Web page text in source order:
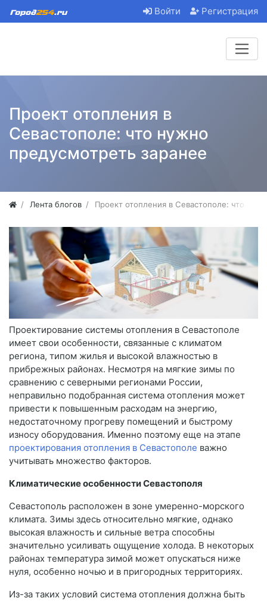
Войти Регистрация
Проект отопления в
Севастополе: что нужно
предусмотреть заранее
Лента блогов Проект отопления в Севастополе: что
Проектирование системы отопления в Севастополе
имеет свои особенности, связанные с климатом
региона, типом жилья и высокой влажностью в
прибрежных районах. Несмотря на мягкие зимы по
сравнению с северными регионами России,
неправильно подобранная система отопления может
привести к повышенным расходам на энергию,
недостаточному прогреву помещений и быстрому
износу оборудования. Именно поэтому еще на этапе
проектирования отопления в Севастополе важно
учитывать множество факторов.
Климатические особенности Севастополя
Севастополь расположен в зоне умеренно-морского
климата. Зимы здесь относительно мягкие, однако
высокая влажность и сильные ветра способны
значительно усиливать ощущение холода. В некоторых
районах температура зимой может опускаться ниже
нуля, особенно ночью и в пригородных территориях.
Из-за таких условий система отопления должна быть